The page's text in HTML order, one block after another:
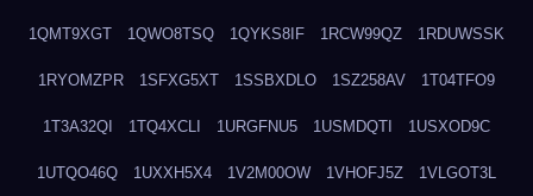
1QMT9XGT 1QWO8TSQ 1QYKS8IF 1RCW99QZ 1RDUWSSK
1RYOMZPR 1SFXG5XT 1SSBXDLO 1SZ258AV 1T04TFO9
1T3A32QI 1TQ4XCLI 1URGFNU5 1USMDQTI 1USXOD9C
1UTQO46Q 1UXXH5X4 1V2M00OW 1VHOFJ5Z 1VLGOT3L